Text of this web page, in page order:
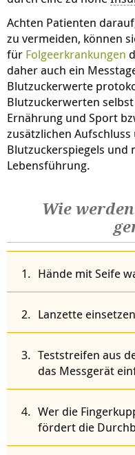
Achten Patienten
zu vermeiden, können
für Folgeerkrankungen
daher auch ein
Blutzuckerwerte
Blutzuckerwerten
Ernährung und Sport
zusätzlichen
Blutzuckerspiegels und
Lebensführung.
Wie
Hände mit Seife
Lanzette einsetzen
Teststreifen aus
das Messgerät
Wer die
fördert die